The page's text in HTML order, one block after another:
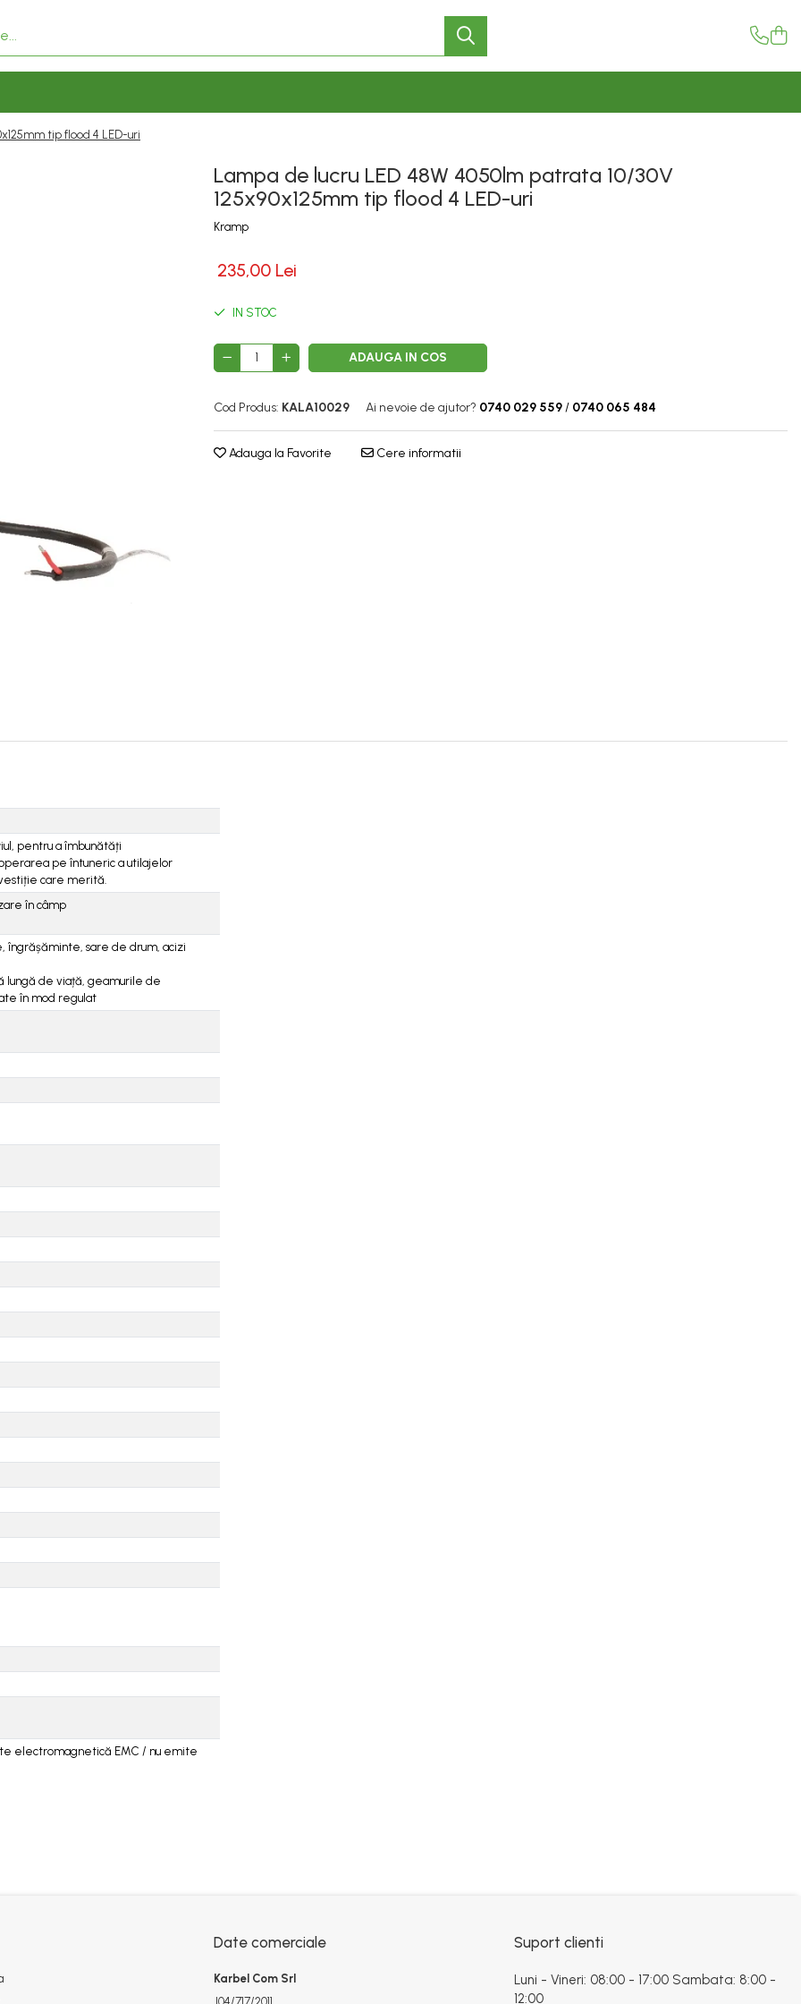
tip flood 4 LED-uri
Lampa de lucru LED 48W 4050lm patrata 10/30V
125x90x125mm tip flood 4 LED-uri
Kramp
235,00 Lei
IN STOC
ADAUGA IN COS
Cod Produs: KALA10029 Ai nevoie de ajutor? 0740 029 559/ 0740 065 484
Adauga la Favorite Cere informatii
pentru a îmbunătăți
pe întuneric a utilajelor
care merită.
în câmp
îngrășăminte, sare de drum, acizi
lungă de viață, geamurile de
în mod regulat
electromagnetică EMC / nu emite
Date comerciale
Karbel Com Srl
J04/717/2011
Suport clienti
Luni - Vineri: 08:00 - 17:00 Sambata: 8:00 -
12:00